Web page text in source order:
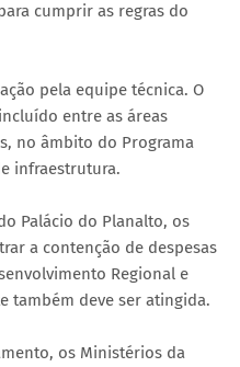
cumprir as regras do
pela equipe técnica. O
entre as áreas
no âmbito do Programa
infraestrutura.
Palácio do Planalto, os
a contenção de despesas
Regional e
também deve ser atingida.
os Ministérios da